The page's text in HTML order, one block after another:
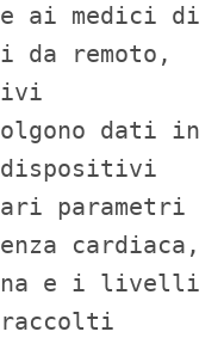
ai medici di
da remoto,
dati in
dispositivi
parametri
cardiaca,
e i livelli